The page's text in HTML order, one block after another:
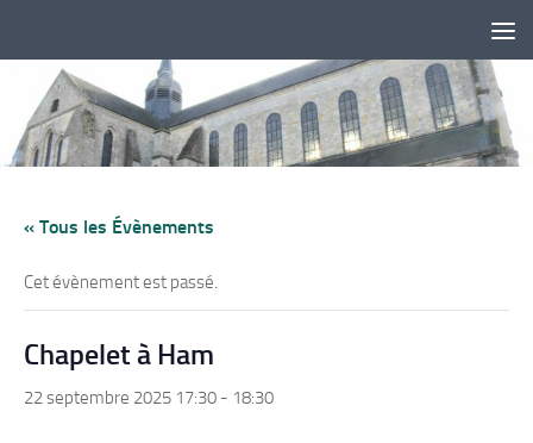
« Tous les Évènements
Cet évènement est passé.
Chapelet à Ham
22 septembre 2025 17:30 - 18:30